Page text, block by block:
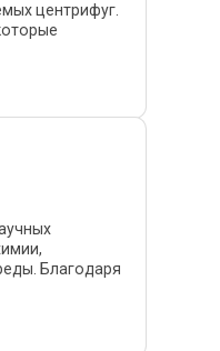
центрифуг.
Благодаря